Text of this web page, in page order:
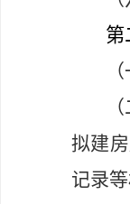
第
拟建
记录